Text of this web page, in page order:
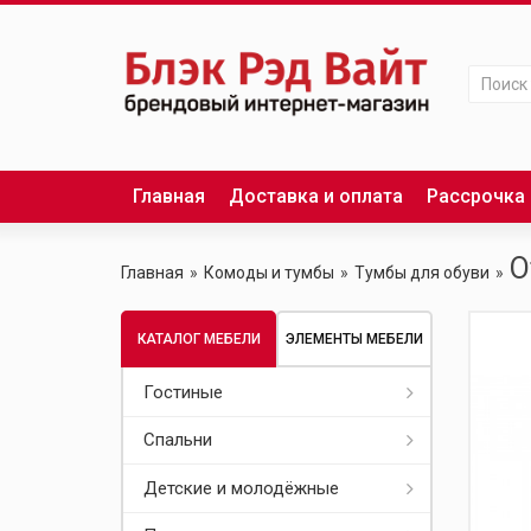
Главная Доставка и оплата Рассрочка
Главная Комоды и тумбы Тумбы для обуви
КАТАЛОГ МЕБЕЛИ ЭЛЕМЕНТЫ МЕБЕЛИ
Гостиные
Alaska
Classic
Спальни
Classic
Детские и молодёжные